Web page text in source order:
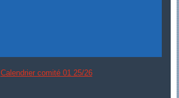
Calendrier comité 01 25/26